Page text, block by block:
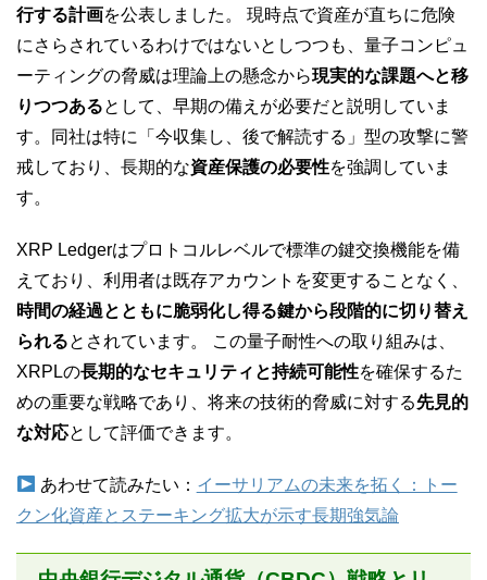
行する計画を公表しました。 現時点で資産が直ちに危険
にさらされているわけではないとしつつも、量子コンピュ
ーティングの脅威は理論上の懸念から現実的な課題へと移
りつつあるとして、早期の備えが必要だと説明していま
す。同社は特に「今収集し、後で解読する」型の攻撃に警
戒しており、長期的な資産保護の必要性を強調していま
す。
XRP Ledgerはプロトコルレベルで標準の鍵交換機能を備
えており、利用者は既存アカウントを変更することなく、
時間の経過とともに脆弱化し得る鍵から段階的に切り替え
られるとされています。 この量子耐性への取り組みは、
XRPLの長期的なセキュリティと持続可能性を確保するた
めの重要な戦略であり、将来の技術的脅威に対する先見的
な対応として評価できます。
あわせて読みたい： イーサリアムの未来を拓く：トー
クン化資産とステーキング拡大が示す長期強気論